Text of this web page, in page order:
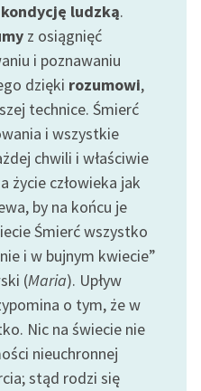
kondycję ludzką.
z osiągnięć
i poznawaniu
dzięki rozumowi,
technice. Śmierć
i wszystkie
chwili i właściwie
życie człowieka jak
by na końcu je
Śmierć wszystko
i w bujnym kwiecie”
(Maria). Upływ
o tym, że w
Nic na świecie nie
nieuchronnej
stąd rodzi się